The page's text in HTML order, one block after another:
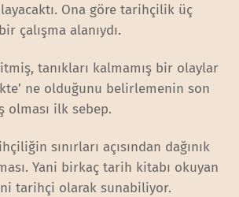
Ona göre tarihçilik üç
çalışma alanıydı.
tanıkları kalmamış bir olaylar
ne olduğunu belirlemenin son
olması ilk sebep.
sınırları açısından dağınık
Yani birkaç tarih kitabı okuyan
tarihçi olarak sunabiliyor.